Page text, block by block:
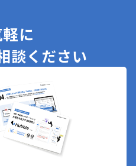
に
談ください